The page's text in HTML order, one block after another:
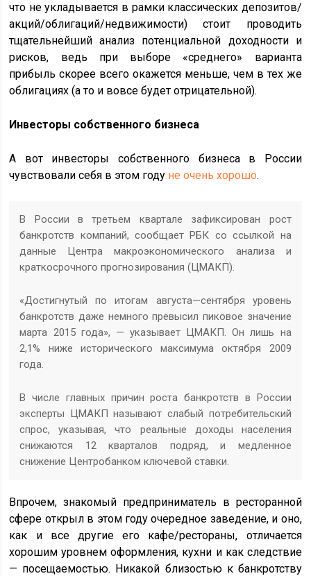
что не укладывается в рамки классических депозитов/
акций/облигаций/недвижимости) стоит проводить
тщательнейший анализ потенциальной доходности и
рисков, ведь при выборе «среднего» варианта
прибыль скорее всего окажется меньше, чем в тех же
облигациях (а то и вовсе будет отрицательной).
Инвесторы собственного бизнеса
А вот инвесторы собственного бизнеса в России
чувствовали себя в этом году не очень хорошо.
В России в третьем квартале зафиксирован рост
банкротств компаний, сообщает РБК со ссылкой на
данные Центра макроэкономического анализа и
краткосрочного прогнозирования (ЦМАКП).
«Достигнутый по итогам августа—сентября уровень
банкротств даже немного превысил пиковое значение
марта 2015 года», — указывает ЦМАКП. Он лишь на
2,1% ниже исторического максимума октября 2009
года.
В числе главных причин роста банкротств в России
эксперты ЦМАКП называют слабый потребительский
спрос, указывая, что реальные доходы населения
снижаются 12 кварталов подряд, и медленное
снижение Центробанком ключевой ставки.
Впрочем, знакомый предприниматель в ресторанной
сфере открыл в этом году очередное заведение, и оно,
как и все другие его кафе/рестораны, отличается
хорошим уровнем оформления, кухни и как следствие
— посещаемостью. Никакой близостью к банкротству